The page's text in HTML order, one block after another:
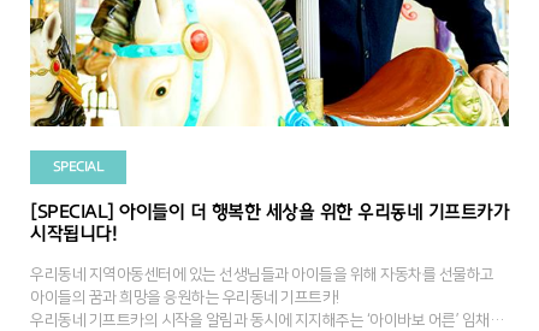
SPECIAL
[SPECIAL] 아이들이 더 행복한 세상을 위한 우리동네 기프트카가
시작됩니다!
우리동네 지역아동센터에 있는 선생님들과 아이들을 위해 자동차를 선물하고
아이들의 꿈과 희망을 응원하는 우리동네 기프트카!
우리동네 기프트카의 시작을 알림과 동시에 지지해주는 ‘아이바보 어른’ 임채무